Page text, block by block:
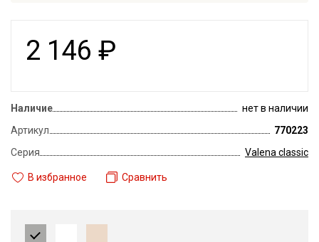
2 146 ₽
Наличие
нет в наличии
Артикул
770223
Серия
Valena classic
В избранное Сравнить